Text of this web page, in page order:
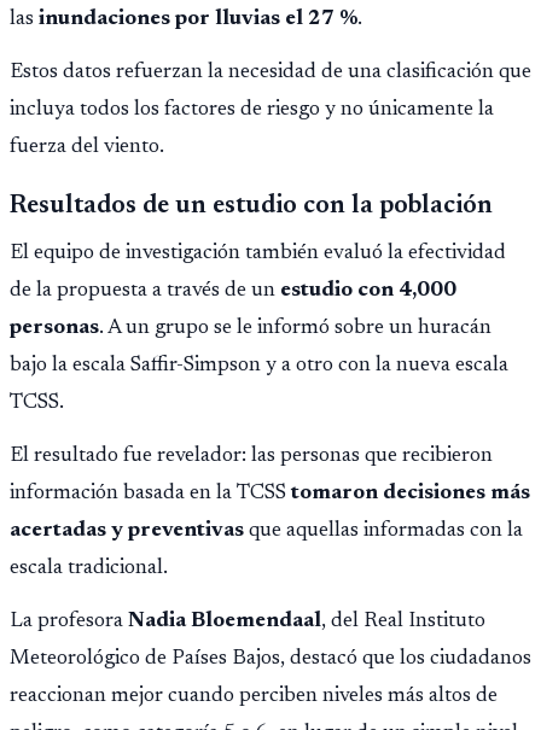
las inundaciones por lluvias el 27 %.
Estos datos refuerzan la necesidad de una clasificación que
incluya todos los factores de riesgo y no únicamente la
fuerza del viento.
Resultados de un estudio con la población
El equipo de investigación también evaluó la efectividad
de la propuesta a través de un estudio con 4,000
personas. A un grupo se le informó sobre un huracán
bajo la escala Saffir-Simpson y a otro con la nueva escala
TCSS.
El resultado fue revelador: las personas que recibieron
información basada en la TCSStomaron decisiones más
acertadas y preventivas que aquellas informadas con la
escala tradicional.
La profesora Nadia Bloemendaal, del Real Instituto
Meteorológico de Países Bajos, destacó que los ciudadanos
reaccionan mejor cuando perciben niveles más altos de